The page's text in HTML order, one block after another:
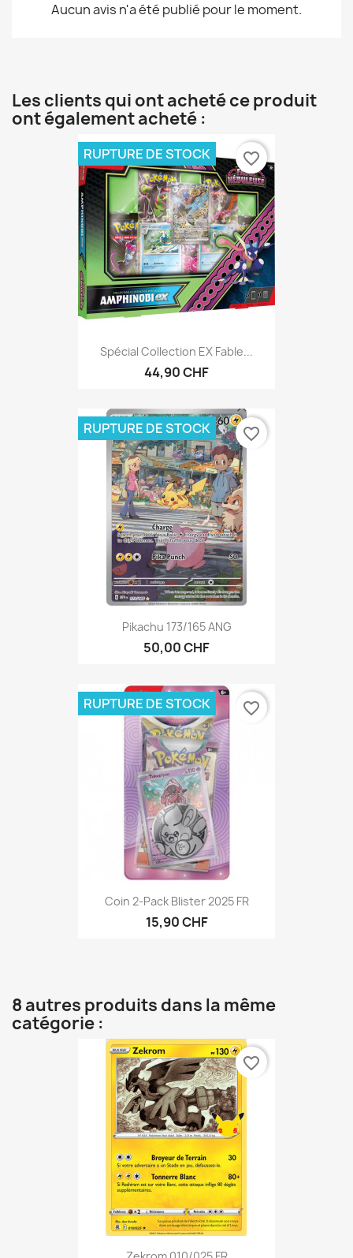
Aucun avis n'a été publié pour le moment.
Les clients qui ont acheté ce produit
ont également acheté :
Spécial Collection EX Fable...
44,90 CHF
RUPTURE DE STOCK favorite_border
Pikachu 173/165 ANG
50,00 CHF
RUPTURE DE STOCK favorite_border
Coin 2-Pack Blister 2025 FR
15,90 CHF
RUPTURE DE STOCK favorite_border
8 autres produits dans la même
catégorie :
favorite_border